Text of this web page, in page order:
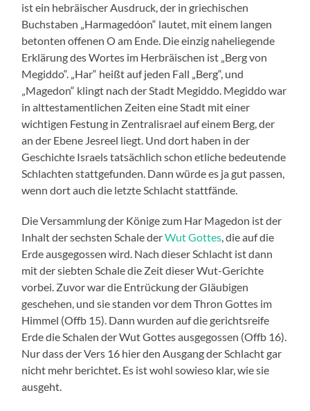
ist ein hebräischer Ausdruck, der in griechischen
Buchstaben „Harmagedóon“ lautet, mit einem langen
betonten offenen O am Ende. Die einzig naheliegende
Erklärung des Wortes im Herbräischen ist „Berg von
Megiddo“. „Har“ heißt auf jeden Fall „Berg“, und
„Magedon“ klingt nach der Stadt Megiddo. Megiddo war
in alttestamentlichen Zeiten eine Stadt mit einer
wichtigen Festung in Zentralisrael auf einem Berg, der
an der Ebene Jesreel liegt. Und dort haben in der
Geschichte Israels tatsächlich schon etliche bedeutende
Schlachten stattgefunden. Dann würde es ja gut passen,
wenn dort auch die letzte Schlacht stattfände.
Die Versammlung der Könige zum Har Magedon ist der
Inhalt der sechsten Schale derWut Gottes, die auf die
Erde ausgegossen wird. Nach dieser Schlacht ist dann
mit der siebten Schale die Zeit dieser Wut-Gerichte
vorbei. Zuvor war die Entrückung der Gläubigen
geschehen, und sie standen vor dem Thron Gottes im
Himmel (Offb 15). Dann wurden auf die gerichtsreife
Erde die Schalen der Wut Gottes ausgegossen (Offb 16).
Nur dass der Vers 16 hier den Ausgang der Schlacht gar
nicht mehr berichtet. Es ist wohl sowieso klar, wie sie
ausgeht.